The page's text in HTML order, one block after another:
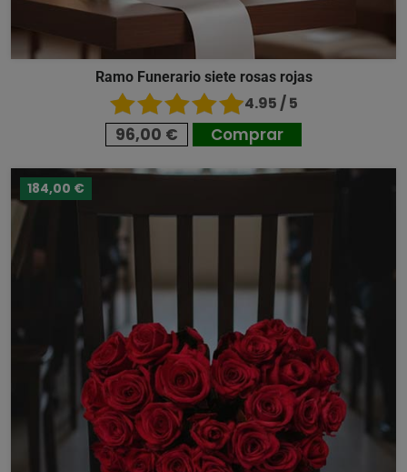
Ramo Funerario siete rosas rojas
4.95 / 5
96,00 € Comprar
184,00 €